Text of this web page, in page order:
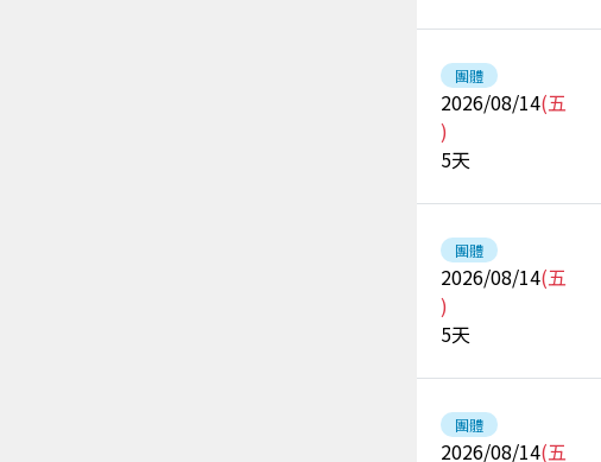
團體
2026/08/14(五
)
5天
團體
2026/08/14(五
)
5天
團體
2026/08/14(五